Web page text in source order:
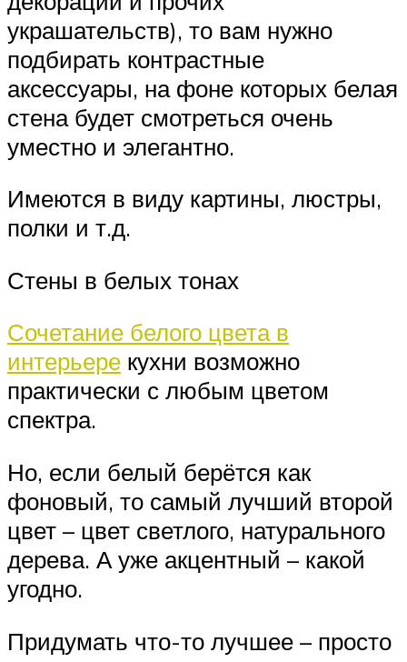
украшательств), то вам нужно
подбирать контрастные
аксессуары, на фоне которых белая
стена будет смотреться очень
уместно и элегантно.
Имеются в виду картины, люстры,
полки и т.д.
Стены в белых тонах
Сочетание белого цвета в
интерьере кухни возможно
практически с любым цветом
спектра.
Но, если белый берётся как
фоновый, то самый лучший второй
цвет – цвет светлого, натурального
дерева. А уже акцентный – какой
угодно.
Придумать что-то лучшее – просто